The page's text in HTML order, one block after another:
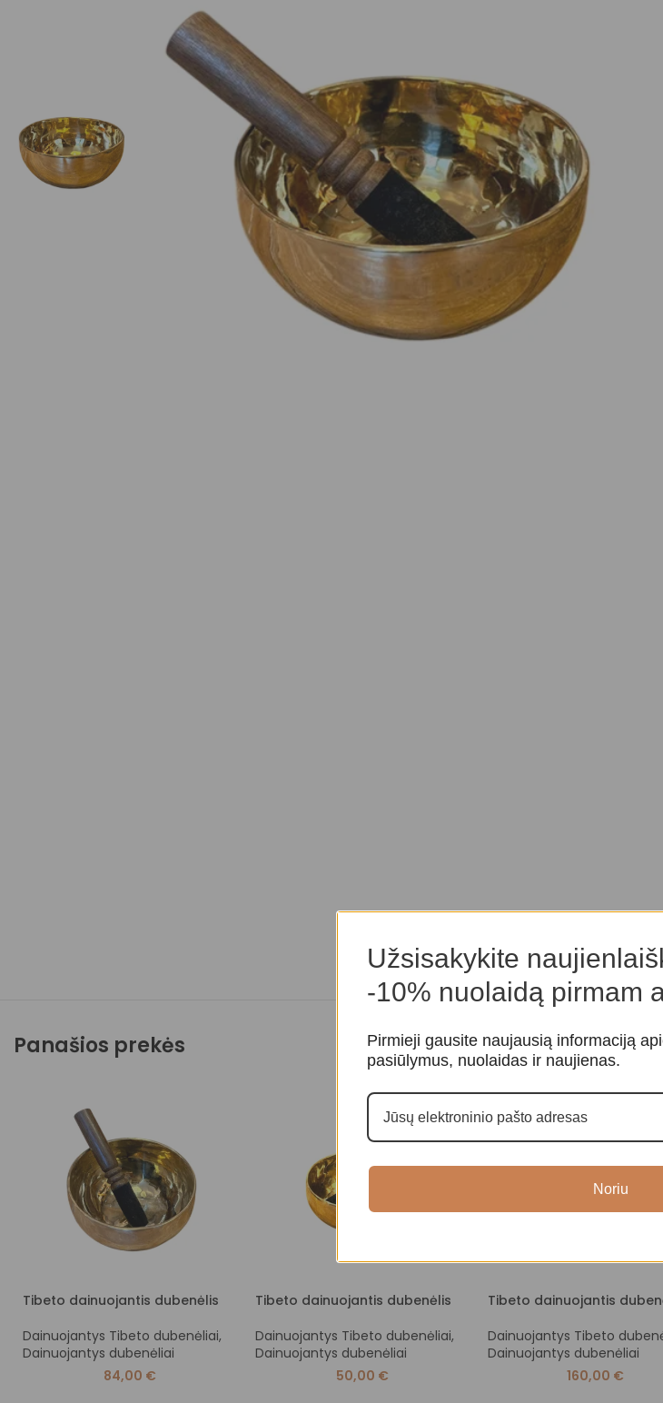
Panašios prekės
Tibeto dainuojantis dubenėlis
Dainuojantys Tibeto dubenėliai,
Dainuojantys dubenėliai
84,00 €
Tibeto dainuojantis dubenėlis
Dainuojantys Tibeto dubenėliai,
Dainuojantys dubenėliai
50,00 €
Tibeto dainuojantis
Dainuojantys Tibeto
Dainuojantys dubenėliai
160,00 €
Užsisakykite
-10% nuolaidą pirmam
Pirmieji gausite naujausią informaciją
pasiūlymus, nuolaidas ir naujienas.
Noriu